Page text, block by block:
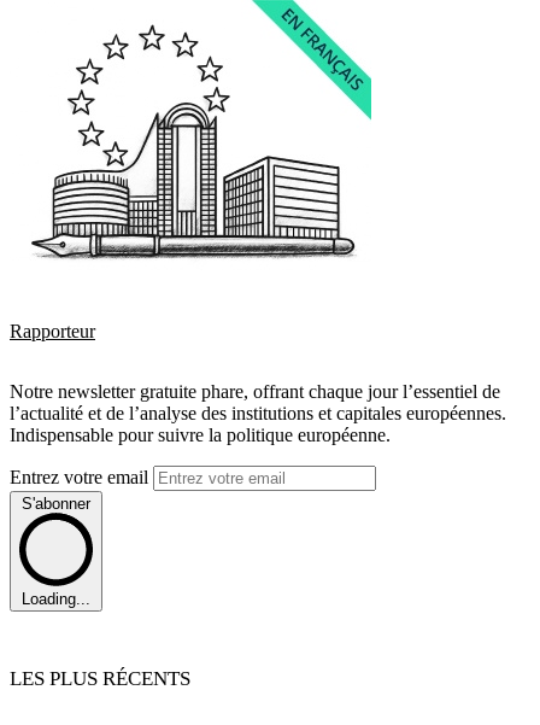
Rapporteur
Notre newsletter gratuite phare, offrant chaque jour l’essentiel de
l’actualité et de l’analyse des institutions et capitales européennes.
Indispensable pour suivre la politique européenne.
Entrez votre email
S'abonner
Loading...
LES PLUS RÉCENTS